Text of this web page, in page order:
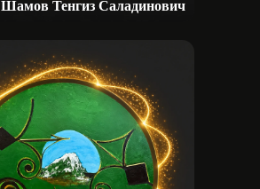
Шамов Тенгиз Саладинович